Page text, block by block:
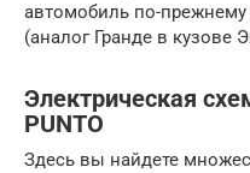
автомобиль по-
(аналог Гранде в кузове
Электрическая
PUNTO
Здесь вы найдете